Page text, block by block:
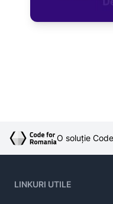
O soluție
LINKURI UTILE